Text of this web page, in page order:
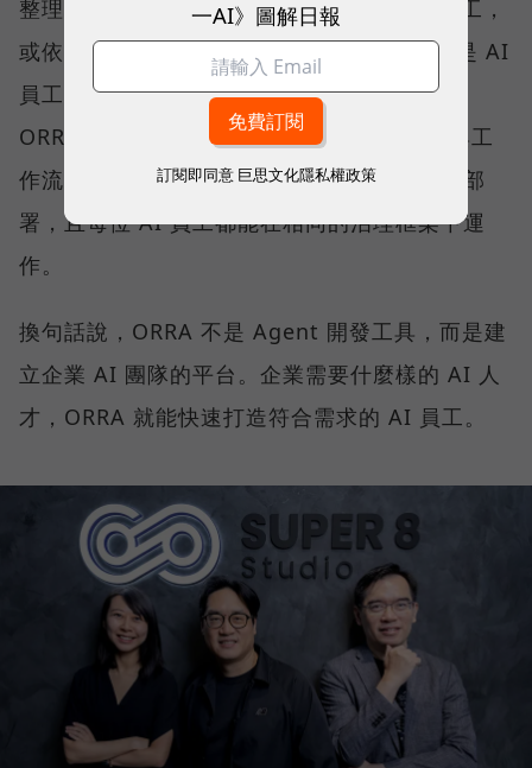
整理競品動態、9 點前發到通訊軟體的 AI 員工，
或依照 ORRA 平台引導回答三個問題，也就是 AI
員工的權責範圍、日常工作內容及角色定義，
ORRA 就會生成一個已經設定好角色、權限與工
作流程的 AI 員工，並於半小時內完成調校與部
署，且每位 AI 員工都能在相同的治理框架下運
作。
換句話說，ORRA 不是 Agent 開發工具，而是建
立企業 AI 團隊的平台。企業需要什麼樣的 AI 人
才，ORRA 就能快速打造符合需求的 AI 員工。
一AI》圖解日報
訂閱即同意 巨思文化隱私權政策